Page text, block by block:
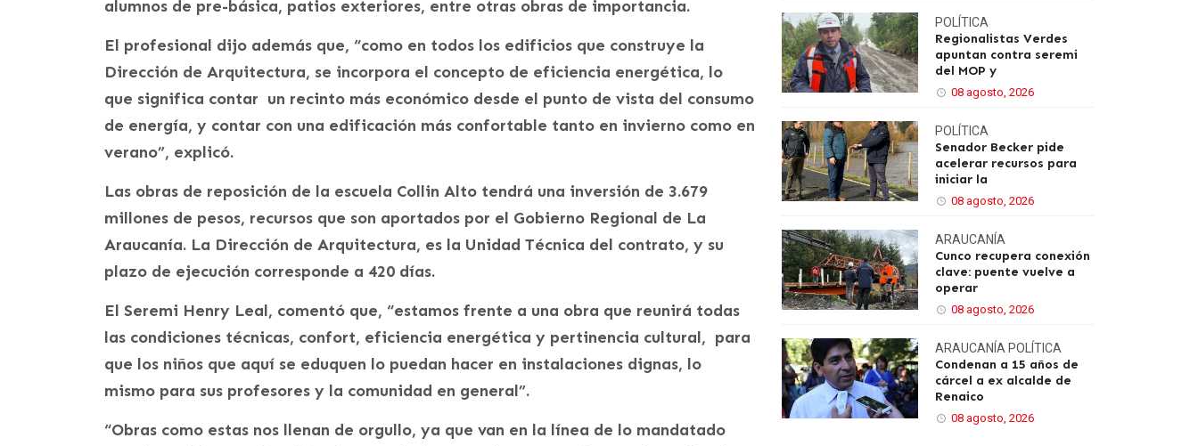
alumnos de pre-básica, patios exteriores, entre otras obras de importancia.
El profesional dijo además que, “como en todos los edificios que construye la
Dirección de Arquitectura, se incorpora el concepto de eficiencia energética, lo
que significa contar un recinto más económico desde el punto de vista del consumo
de energía, y contar con una edificación más confortable tanto en invierno como en
verano”, explicó.
Las obras de reposición de la escuela Collin Alto tendrá una inversión de 3.679
millones de pesos, recursos que son aportados por el Gobierno Regional de La
Araucanía. La Dirección de Arquitectura, es la Unidad Técnica del contrato, y su
plazo de ejecución corresponde a 420 días.
El Seremi Henry Leal, comentó que, “estamos frente a una obra que reunirá todas
las condiciones técnicas, confort, eficiencia energética y pertinencia cultural, para
que los niños que aquí se eduquen lo puedan hacer en instalaciones dignas, lo
mismo para sus profesores y la comunidad en general”.
“Obras como estas nos llenan de orgullo, ya que van en la línea de lo mandatado
POLÍTICA
Regionalistas Verdes
apuntan contra seremi
del MOP y
08 agosto, 2026
POLÍTICA
Senador Becker pide
acelerar recursos para
iniciar la
08 agosto, 2026
ARAUCANÍA
Cunco recupera conexión
clave: puente vuelve a
operar
08 agosto, 2026
ARAUCANÍA POLÍTICA
Condenan a 15 años de
cárcel a ex alcalde de
Renaico
08 agosto, 2026